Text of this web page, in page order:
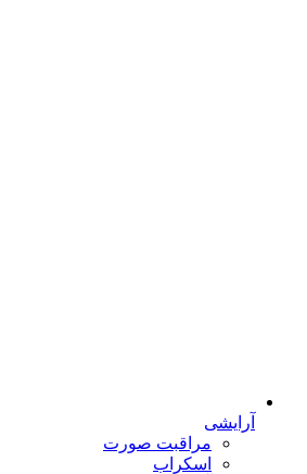
آرایشی
مراقبت صورت
اسکراب